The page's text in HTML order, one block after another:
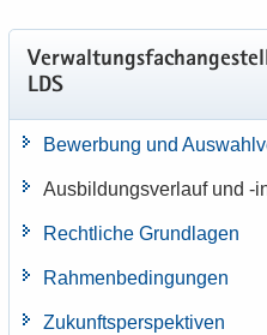
LDS
Be­wer­bung und
Aus­bil­dungs­ver­lauf und -​
Recht­li­che Grund­la­gen
Rah­men­be­din­gun­gen
Zu­kunfts­per­spek­ti­ven